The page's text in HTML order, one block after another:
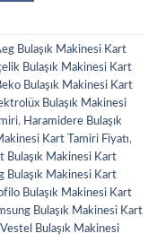
Bulaşık Makinesi Kart
Bulaşık Makinesi Kart
Bulaşık Makinesi Kart
Bulaşık Makinesi
, Haramidere Bulaşık
Kart Tamiri Fiyatı,
Bulaşık Makinesi Kart
Bulaşık Makinesi Kart
Bulaşık Makinesi Kart
Bulaşık Makinesi Kart
Vestel Bulaşık Makinesi